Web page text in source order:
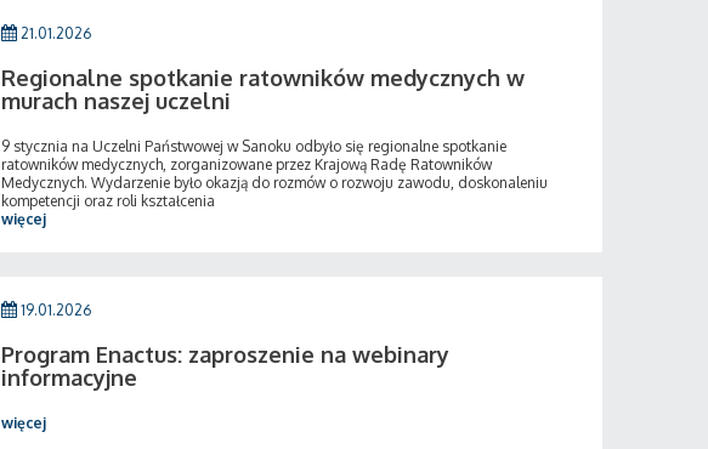
21.01.2026
Regionalne spotkanie ratowników medycznych w
murach naszej uczelni
9 stycznia na Uczelni Państwowej w Sanoku odbyło się regionalne spotkanie
ratowników medycznych, zorganizowane przez Krajową Radę Ratowników
Medycznych. Wydarzenie było okazją do rozmów o rozwoju zawodu, doskonaleniu
kompetencji oraz roli kształcenia
więcej
19.01.2026
Program Enactus: zaproszenie na webinary
informacyjne
więcej